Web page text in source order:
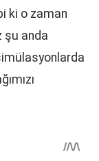
ki o zaman
şu anda